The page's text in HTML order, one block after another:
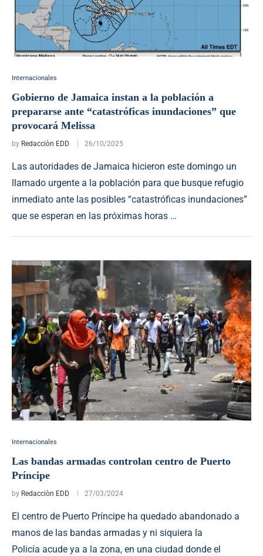
Internacionales
Gobierno de Jamaica instan a la población a
prepararse ante “catastróficas inundaciones” que
provocará Melissa
by Redacciòn EDD 26/10/2025
Las autoridades de Jamaica hicieron este domingo un
llamado urgente a la población para que busque refugio
inmediato ante las posibles “catastróficas inundaciones”
que se esperan en las próximas horas …
Internacionales
Las bandas armadas controlan centro de Puerto
Príncipe
by Redacciòn EDD 27/03/2024
El centro de Puerto Príncipe ha quedado abandonado a
manos de las bandas armadas y ni siquiera la
Policía acude ya a la zona, en una ciudad donde el